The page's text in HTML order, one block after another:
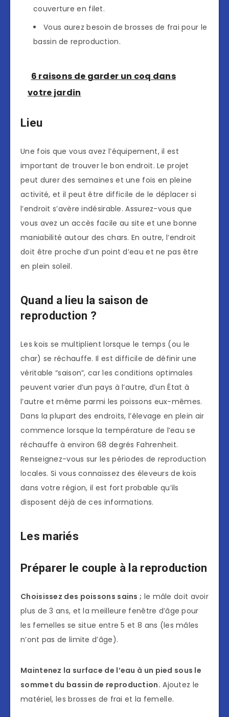
couverture en filet.
Vous aurez besoin de brosses de frai pour le
bassin de reproduction.
6 raisons de garder un coq dans
votre jardin
Lieu
Une fois que vous avez l’équipement, il est
important de trouver le bon endroit. Le projet
peut durer des semaines et une fois en pleine
activité, et il peut être difficile de le déplacer si
l’endroit s’avère indésirable. Assurez-vous que
vous avez un accès facile au site et une bonne
maniabilité autour des chars. En outre, l’endroit
doit être proche d’un point d’eau et ne pas être
en plein soleil.
Quand a lieu la saison de
reproduction ?
Les koïs se multiplient lorsque le temps (ou le
char) se réchauffe. Il est difficile de définir une
véritable “saison”, car les conditions optimales
peuvent varier d’un pays à l’autre, d’un État à
l’autre et même parmi les poissons eux-mêmes.
Dans la plupart des endroits, l’élevage en plein air
commence lorsque la température de l’eau se
réchauffe à environ 68 degrés Fahrenheit.
Renseignez-vous sur les périodes de reproduction
locales. Si vous connaissez des éleveurs de koïs
dans votre région, il est fort probable qu’ils
disposent déjà de ces informations.
Les mariés
Préparer le couple à la reproduction
Choisissez des poissons sains ; le mâle doit avoir
plus de 3 ans, et la meilleure fenêtre d’âge pour
les femelles se situe entre 5 et 8 ans (les mâles
n’ont pas de limite d’âge).
Maintenez la surface de l’eau à un pied sous le
sommet du bassin de reproduction. Ajoutez le
matériel, les brosses de frai et la femelle.